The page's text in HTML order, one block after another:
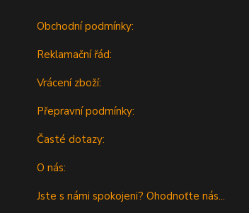
Obchodní podmínky:
Reklamační řád:
Vrácení zboží:
Přepravní podmínky:
Časté dotazy:
O nás:
Jste s námi spokojeni? Ohodnoťte nás...